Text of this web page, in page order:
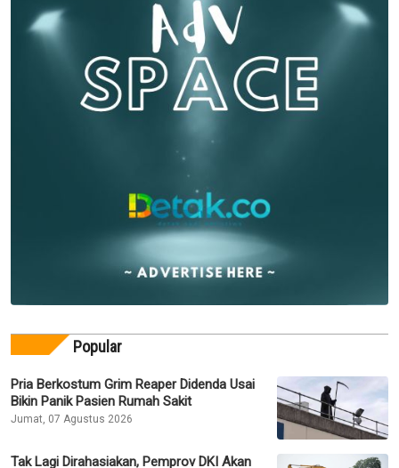
Popular
Pria Berkostum Grim Reaper Didenda Usai
Bikin Panik Pasien Rumah Sakit
Jumat, 07 Agustus 2026
Tak Lagi Dirahasiakan, Pemprov DKI Akan